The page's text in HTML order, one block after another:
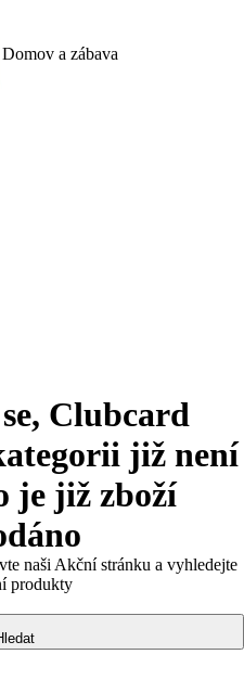
Domov a zábava
Clubcard
již není
je již zboží
naši Akční stránku a vyhledejte
produkty